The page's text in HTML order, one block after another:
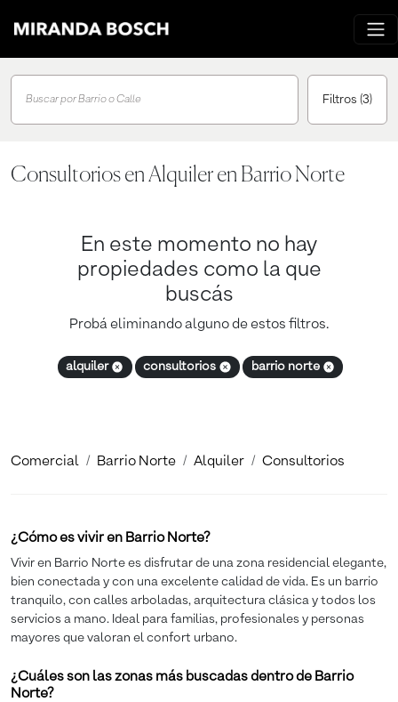
Buscar por Barrio o Calle Filtros (3)
Consultorios en Alquiler en Barrio Norte
En este momento no hay
propiedades como la que
buscás
Probá eliminando alguno de estos filtros.
alquiler consultorios barrio norte
Comercial Barrio Norte Alquiler Consultorios
¿Cómo es vivir en Barrio Norte?
Vivir en Barrio Norte es disfrutar de una zona residencial elegante,
bien conectada y con una excelente calidad de vida. Es un barrio
tranquilo, con calles arboladas, arquitectura clásica y todos los
servicios a mano. Ideal para familias, profesionales y personas
mayores que valoran el confort urbano.
¿Cuáles son las zonas más buscadas dentro de Barrio
Norte?